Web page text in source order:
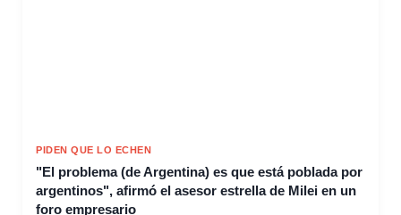
PIDEN QUE LO ECHEN
"El problema (de Argentina) es que está poblada por
argentinos", afirmó el asesor estrella de Milei en un
foro empresario